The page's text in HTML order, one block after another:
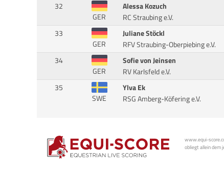
32
GER
Alessa Kozuch
RC Straubing e.V.
33
GER
Juliane Stöckl
RFV Straubing-Oberpiebing e.V.
34
GER
Sofie von Jeinsen
RV Karlsfeld e.V.
35
SWE
Ylva Ek
RSG Amberg-Köfering e.V.
www.equi-
obliegt allein dem